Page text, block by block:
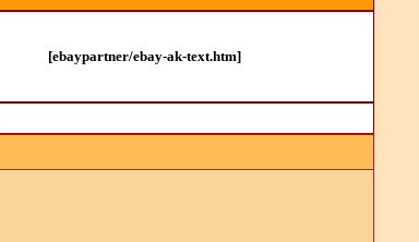
[ebaypartner/ebay-ak-text.htm]